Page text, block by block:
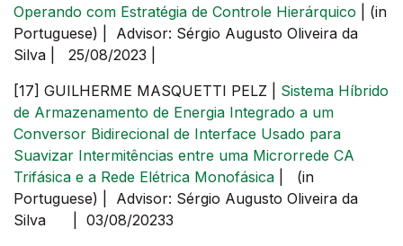
Operando com Estratégia de Controle Hierárquico
| (in
Portuguese) | Advisor: Sérgio Augusto Oliveira da
Silva | 25/08/2023 |
[17] GUILHERME MASQUETTI PELZ | Sistema Híbrido
de Armazenamento de Energia Integrado a um
Conversor Bidirecional de Interface Usado para
Suavizar Intermitências entre uma Microrrede CA
Trifásica e a Rede Elétrica Monofásica | (in
Portuguese) | Advisor: Sérgio Augusto Oliveira da
Silva | 03/08/20233